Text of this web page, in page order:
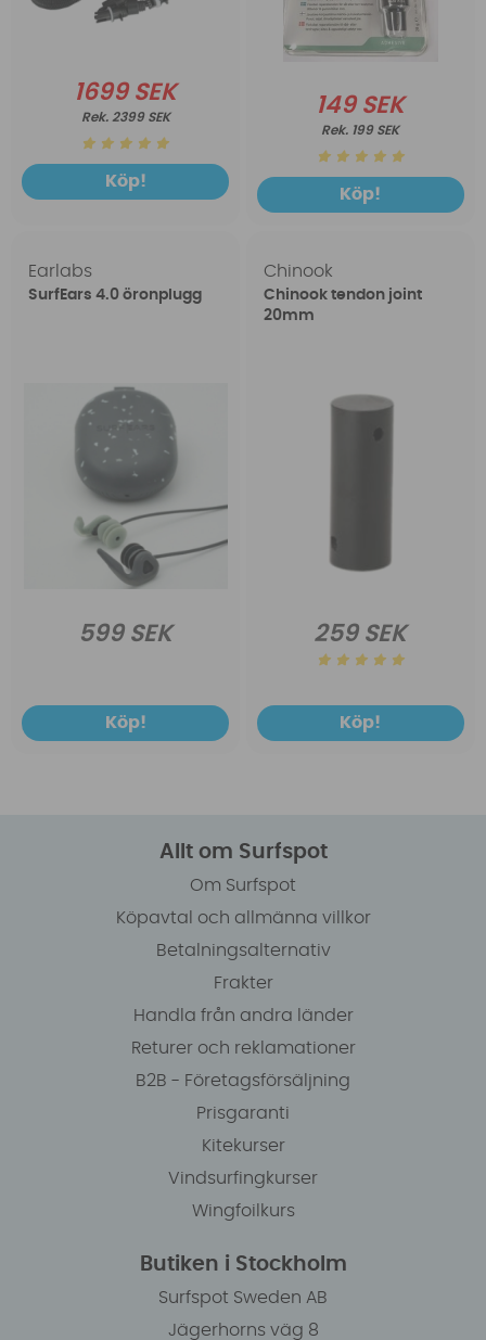
1699 SEK
2399 SEK
Köp!
149 SEK
199 SEK
Köp!
Earlabs
SurfEars 4.0 öronplugg
599 SEK
Köp!
Chinook
Chinook tendon joint
20mm
259 SEK
Köp!
Allt om Surfspot
Om Surfspot
Köpavtal och allmänna villkor
Betalningsalternativ
Frakter
Handla från andra länder
Returer och reklamationer
B2B - Företagsförsäljning
Prisgaranti
Kitekurser
Vindsurfingkurser
Wingfoilkurs
Butiken i Stockholm
Surfspot Sweden AB
Jägerhorns väg 8